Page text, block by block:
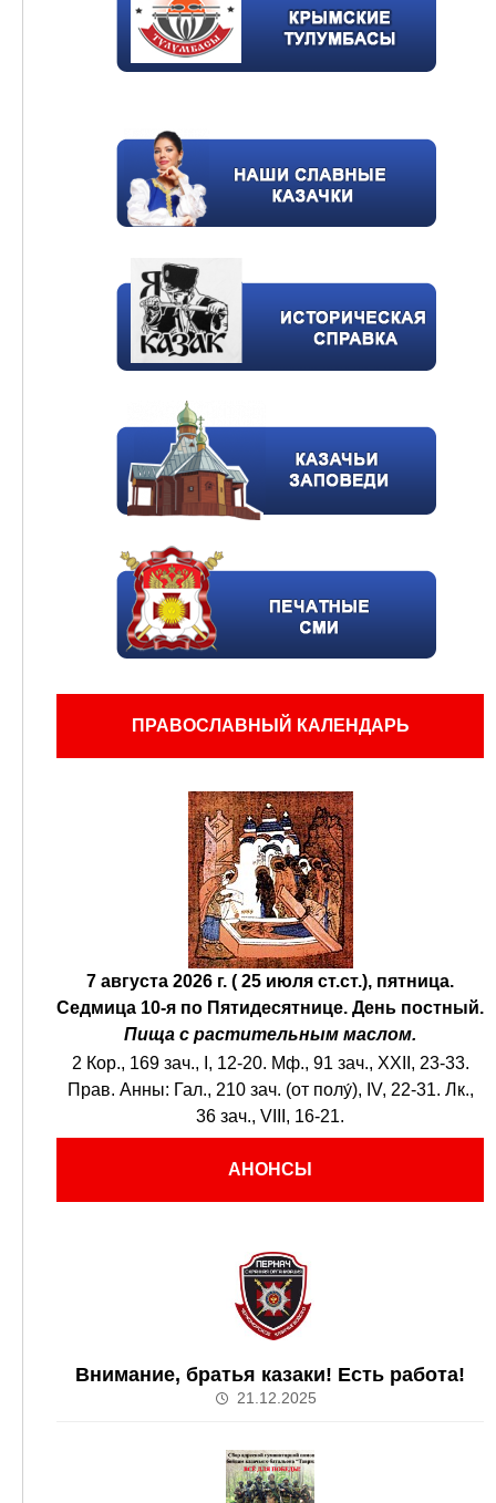
ПРАВОСЛАВНЫЙ КАЛЕНДАРЬ
7 августа 2026 г. ( 25 июля ст.ст.), пятница.
Седмица 10-я по Пятидесятнице. День постный.
Пища с растительным маслом.
2 Кор., 169 зач., I, 12-20. Мф., 91 зач., XXII, 23-33.
Прав. Анны: Гал., 210 зач. (от полу́), IV, 22-31. Лк.,
36 зач., VIII, 16-21.
АНОНСЫ
Внимание, братья казаки! Есть работа!
21.12.2025